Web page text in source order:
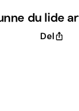
du lide
Del